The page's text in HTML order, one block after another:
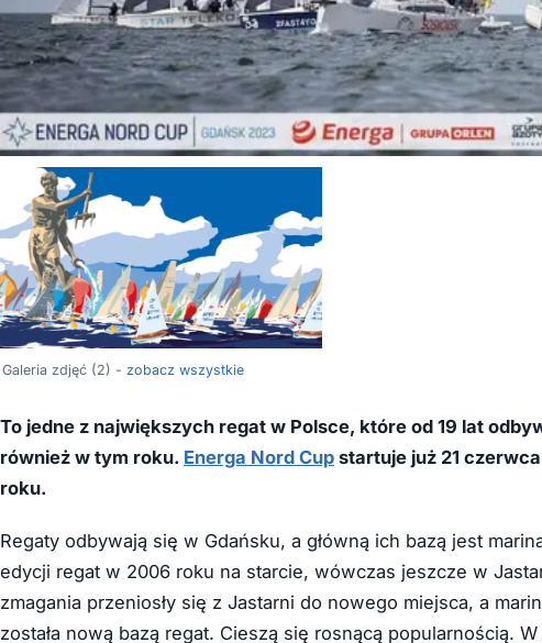
Galeria zdjęć (2) - zobacz wszystkie
To jedne z największych regat w Polsce, które od 19 lat
również w tym roku. Energa Nord Cup startuje już 21
roku.
Regaty odbywają się w Gdańsku, a główną ich bazą jest
edycji regat w 2006 roku na starcie, wówczas jeszcze w
zmagania przeniosły się z Jastarni do nowego miejsca, a
została nową bazą regat. Cieszą się rosnącą popularnością.